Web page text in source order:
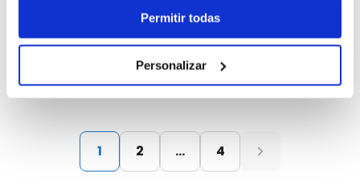
Permitir todas
Personalizar
Mejores hipotecas para jóvenes:
Cómo conseguir el 100% de
financiación
27 January 2026
1 2 … 4